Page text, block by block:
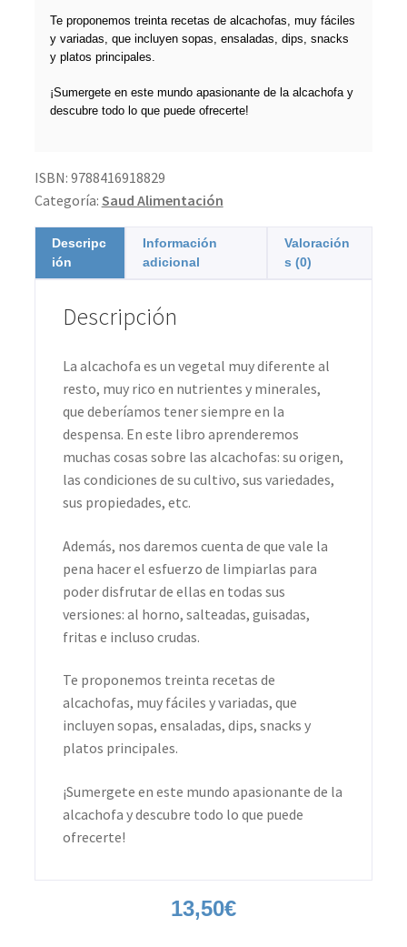
Te proponemos treinta recetas de alcachofas, muy fáciles
y variadas, que incluyen sopas, ensaladas, dips, snacks
y platos principales.
¡Sumergete en este mundo apasionante de la alcachofa y
descubre todo lo que puede ofrecerte!
ISBN: 9788416918829
Categoría: Saud Alimentación
Descripc
ión
Información
adicional
Valoración
s (0)
Descripción
La alcachofa es un vegetal muy diferente al
resto, muy rico en nutrientes y minerales,
que deberíamos tener siempre en la
despensa. En este libro aprenderemos
muchas cosas sobre las alcachofas: su origen,
las condiciones de su cultivo, sus variedades,
sus propiedades, etc.
Además, nos daremos cuenta de que vale la
pena hacer el esfuerzo de limpiarlas para
poder disfrutar de ellas en todas sus
versiones: al horno, salteadas, guisadas,
fritas e incluso crudas.
Te proponemos treinta recetas de
alcachofas, muy fáciles y variadas, que
incluyen sopas, ensaladas, dips, snacks y
platos principales.
¡Sumergete en este mundo apasionante de la
alcachofa y descubre todo lo que puede
ofrecerte!
13,50€